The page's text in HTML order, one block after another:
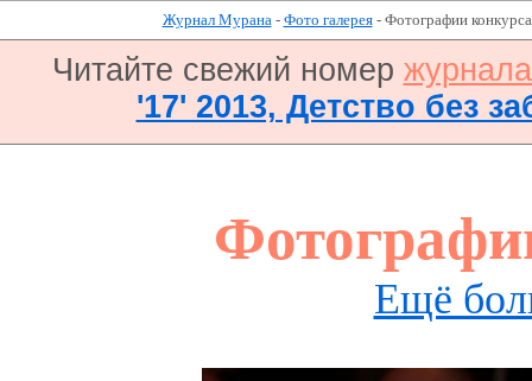
Журнал Мурана- Фото галерея- Фотографии
Читайте свежий номер
'17' 2013, Детство без
Ещё